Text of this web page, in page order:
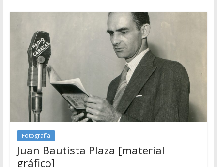
Fotografía
Juan Bautista Plaza [material
gráfico]